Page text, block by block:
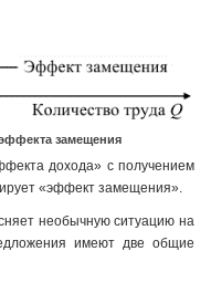
замещения
дохода» с получением
«эффект замещения».
необычную ситуацию на
имеют две общие